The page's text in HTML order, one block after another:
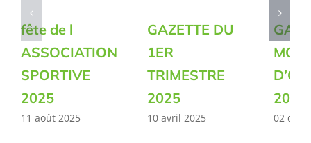
fête de l
ASSOCIATION
SPORTIVE
2025
11 août 2025
GAZETTE DU
1ER
TRIMESTRE
2025
10 avril 2025
MOIS
2024
02